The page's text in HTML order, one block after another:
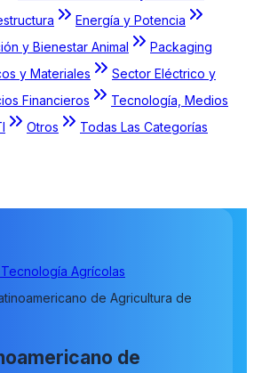
Energía y Potencia
y Bienestar Animal
Packaging
y Materiales
Sector Eléctrico y
Financieros
Tecnología, Medios
Otros
Todas Las Categorías
Agrícolas
de Agricultura de
de